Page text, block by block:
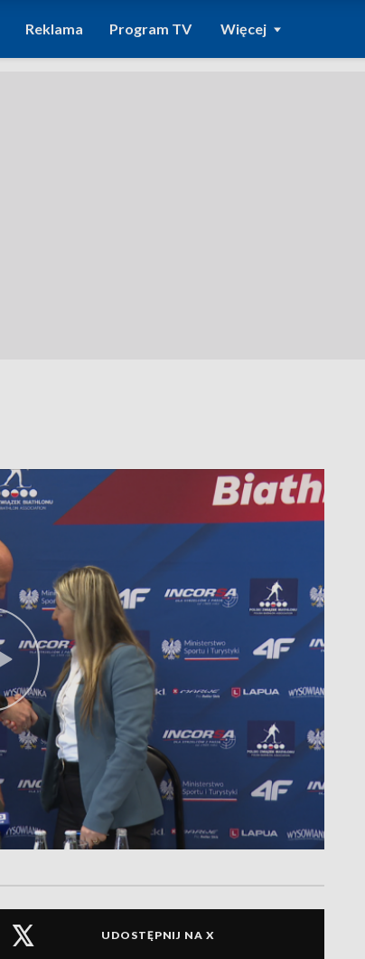
Reklama Program TV Więcej
UDOSTĘPNIJ NA X